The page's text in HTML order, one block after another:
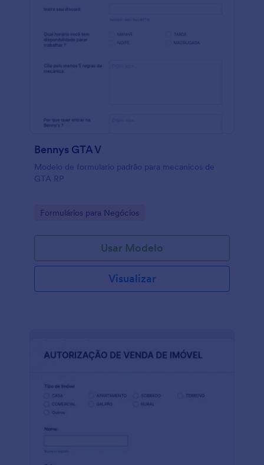
Bennys GTA V
Modelo de formulario padrão para mecanicos de
GTA RP
Go to Category:
Formulários para Negócios
Usar Modelo
Visualizar